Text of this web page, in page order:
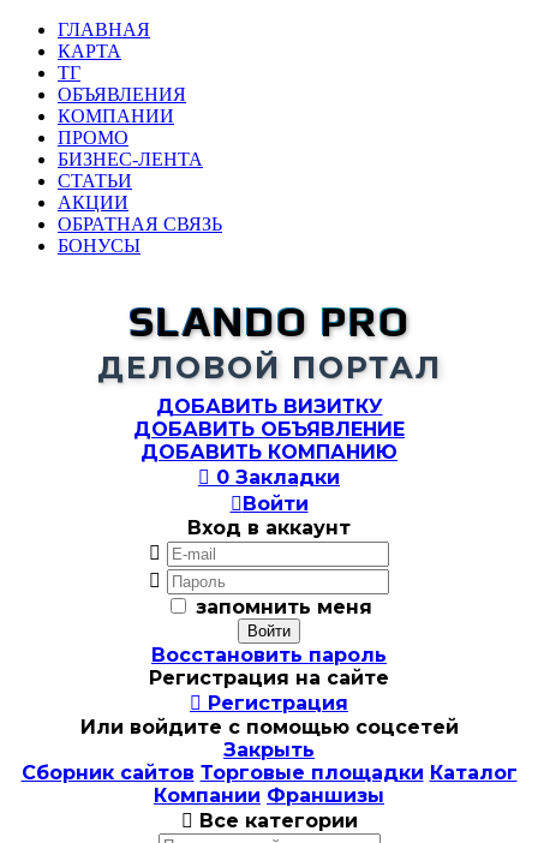
ГЛАВНАЯ
КАРТА
ТГ
ОБЪЯВЛЕНИЯ
КОМПАНИИ
ПРОМО
БИЗНЕС-ЛЕНТА
СТАТЬИ
АКЦИИ
ОБРАТНАЯ СВЯЗЬ
БОНУСЫ
SLANDO PRO
ДЕЛОВОЙ ПОРТАЛ
ДОБАВИТЬ ВИЗИТКУ
ДОБАВИТЬ ОБЪЯВЛЕНИЕ
ДОБАВИТЬ КОМПАНИЮ
 0 Закладки
Войти
Вход в аккаунт


запомнить меня
Восстановить пароль
Регистрация на сайте
 Регистрация
Или войдите с помощью соцсетей
Закрыть
Сборник сайтов Торговые площадки Каталог
Компании Франшизы
 Все категории